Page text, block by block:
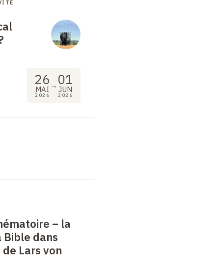
26
MAI
2026
→ 01
JUN
2026
– la
dans
Lars von